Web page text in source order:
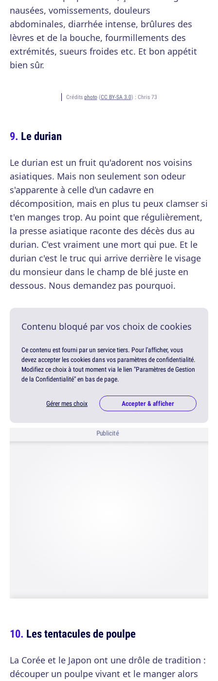
nausées, vomissements, douleurs
abdominales, diarrhée intense, brûlures des
lèvres et de la bouche, fourmillements des
extrémités, sueurs froides etc. Et bon appétit
bien sûr.
Crédits photo(CC BY-SA 3.0) : Chris 73
Le durian
Le durian est un fruit qu'adorent nos voisins
asiatiques. Mais non seulement son odeur
s'apparente à celle d'un cadavre en
décomposition, mais en plus tu peux clamser si
t'en manges trop. Au point que régulièrement,
la presse asiatique raconte des décès dus au
durian. C'est vraiment une mort qui pue. Et le
durian c'est le truc qui arrive derrière le visage
du monsieur dans le champ de blé juste en
dessous. Nous demandez pas pourquoi.
Contenu bloqué par vos choix de cookies
Ce contenu est fourni par un service tiers. Pour l'afficher, vous
devez accepter les cookies dans vos paramètres de confidentialité.
Modifiez ce choix à tout moment via le lien "Paramètres de Gestion
de la Confidentialité" en bas de page.
Gérer mes choix Accepter & afficher
Publicité
Les tentacules de poulpe
La Corée et le Japon ont une drôle de tradition :
découper un poulpe vivant et le manger alors